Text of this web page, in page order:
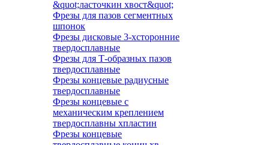
&quot;ласточкин хвост&quot;
Фрезы для пазов сегментных
шпонок
Фрезы дисковые 3-хсторонние
твердосплавные
Фрезы для Т-образных пазов
твердосплавные
Фрезы концевые радиусные
твердосплавные
Фрезы концевые с
механическим креплением
твердосплавны хпластин
Фрезы концевые